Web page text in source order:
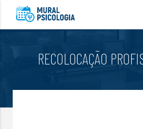
RECOLOCAÇÃO